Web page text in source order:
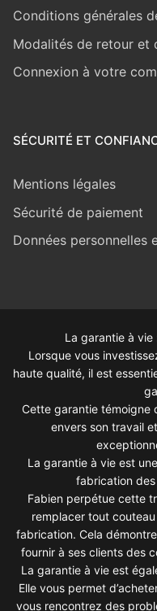
Conditions générales
Modalités de retour et
Connexion à votre
SÉCURITÉ ET
Mentions légales
Sécurité de paiement
Données personnelles
La garantie à vie
Lorsque vous
haute qualité, il est
Cette garantie témoigne
envers son travail
La garantie à vie est
fabrication
Fabien perpétue cette
remplacer tout
fabrication. Cela
fournir à ses clients des
La garantie à vie est
Elle vous permet
vous rencontrez des